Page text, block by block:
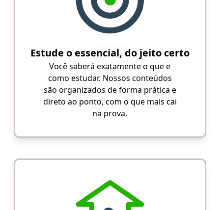
Estude o essencial, do jeito certo
Você saberá exatamente o que e
como estudar. Nossos conteúdos
são organizados de forma prática e
direto ao ponto, com o que mais cai
na prova.